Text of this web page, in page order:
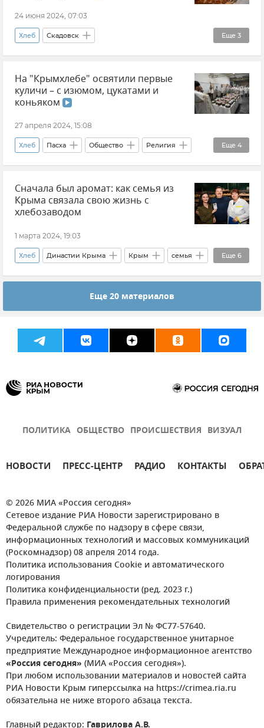
24 июня 2024, 07:03
Еще 3
Хлеб Скадовск
Эксклюзивы РИА Новости Крым
Херсонская область Новые регионы России
На "Крымхлебе" освятили первые
куличи – с изюмом, цукатами и
коньяком
27 апреля 2024, 15:08
Еще 4
Хлеб Пасха Общество Религия
Православие Крым Симферополь
Видео
Сначала был аромат: как семья из
Крыма связала свою жизнь с
хлебозаводом
1 марта 2024, 19:03
Еще 6
Хлеб Династии Крыма Крым семья
Общество Династия Баланюков Еда
Симферополь
Еще 20 материалов
ПОЛИТИКА ОБЩЕСТВО ПРОИСШЕСТВИЯ ВИЗУАЛ
НОВОСТИ ПРЕСС-ЦЕНТР РАДИО КОНТАКТЫ
© 2026 МИА «Россия сегодня»
Сетевое издание РИА Новости зарегистрировано в
Федеральной службе по надзору в сфере связи,
информационных технологий и массовых коммуникаций
(Роскомнадзор) 08 апреля 2014 года.
Политика использования Cookie и автоматического
логирования
Политика конфиденциальности (ред. 2023 г.)
Правила применения рекомендательных технологий
Свидетельство о регистрации Эл № ФС77-57640.
Учредитель: Федеральное государственное унитарное
предприятие Международное информационное агентство
«Россия сегодня» (МИА «Россия сегодня»).
При любом использовании материалов и новостей сайта
РИА Новости Крым гиперссылка на https://crimea.ria.ru
обязательна не ниже второго абзаца текста.
Главный редактор: Гаврилова А.В.